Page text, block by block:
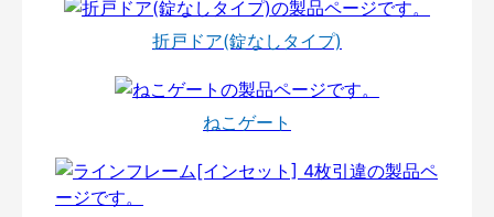
折戸ドア(錠なしタイプ)
ねこゲート